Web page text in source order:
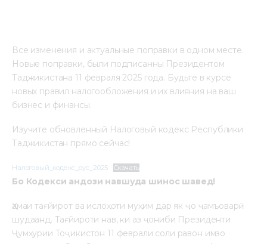
Все изменения и актуальные поправки в одном месте.
Новые поправки, были подписанны Президентом
Таджикистана 11 февраля 2025 года. Будьте в курсе
новых правил налогообложения и их влияния на ваш
бизнес и финансы.
Изучите обновленный Налоговый кодекс Республики
Таджикистан прямо сейчас!
Налоговый_кодекс_рус_2025 Скачать
Бо Кодекси андози навшуда шинос шавед!
Ҳамаи тағйирот ва ислоҳоти муҳим дар як ҷо ҷамъоварӣ
шудаанд. Тағйироти нав, ки аз ҷониби Президенти
Ҷумҳурии Тоҷикистон 11 феврали соли равон имзо